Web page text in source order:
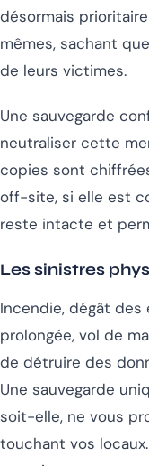
désormais
mêmes, sachant
de leurs victimes.
Une sauvegarde
neutraliser cette
copies sont
off-site, si elle est
reste intacte et
Les sinistres
Incendie, dégât des
prolongée, vol de
de détruire des
Une sauvegarde
soit-elle, ne vous
touchant vos